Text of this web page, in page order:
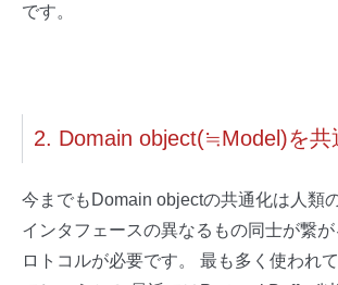
です。
2. Domain object(≒Model)を共
今までもDomain objectの共通化は人類
インタフェースの異なるもの同士が繋
ロトコルが必要です。 最も多く使われ